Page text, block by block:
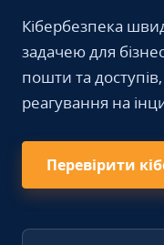
Кібербезпека
задачею для
пошти та
реагування на
Перевірити